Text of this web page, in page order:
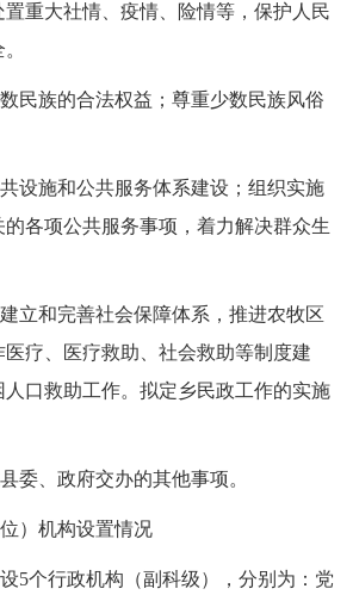
重大社情、疫情、险情等，保护人民
数民族的合法权益；尊重少数民族风俗
共设施和公共服务体系建设；组织实施
各项公共服务事项，着力解决群众生
建立和完善社会保障体系，推进农牧区
疗、医疗救助、社会救助等制度建
口救助工作。拟定乡民政工作的实施
委、政府交办的其他事项。
）机构设置情况
设5个行政机构（副科级），分别为： 党